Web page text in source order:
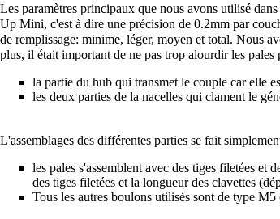
Les paramètres principaux que nous avons utilisé
Up Mini, c'est à dire une précision de 0.2mm par
de remplissage: minime, léger, moyen et total. Nous
plus, il était important de ne pas trop alourdir les
la partie du hub qui transmet le couple car elle
les deux parties de la nacelles qui clament le
L'assemblages des différentes parties se fait
les pales s'assemblent avec des tiges filetées
des tiges filetées et la longueur des clavettes
Tous les autres boulons utilisés sont de type